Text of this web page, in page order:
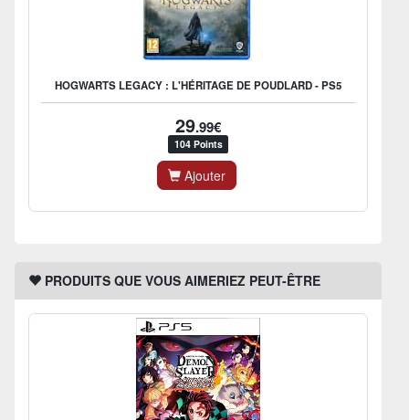
HOGWARTS LEGACY : L'HÉRITAGE DE POUDLARD - PS5
29.99€
104 Points
Ajouter
PRODUITS QUE VOUS AIMERIEZ PEUT-ÊTRE